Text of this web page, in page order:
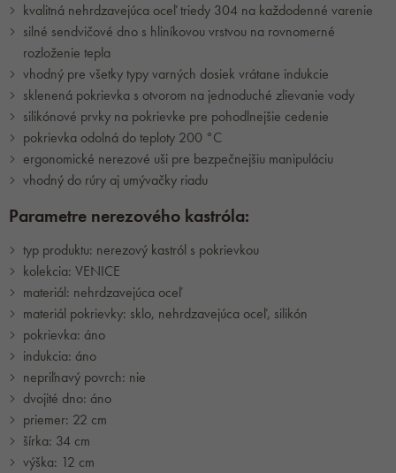
kvalitná nehrdzavejúca oceľ triedy 304 na každodenné varenie
silné sendvičové dno s hliníkovou vrstvou na rovnomerné
rozloženie tepla
vhodný pre všetky typy varných dosiek vrátane indukcie
sklenená pokrievka s otvorom na jednoduché zlievanie vody
silikónové prvky na pokrievke pre pohodlnejšie cedenie
pokrievka odolná do teploty 200 °C
ergonomické nerezové uši pre bezpečnejšiu manipuláciu
vhodný do rúry aj umývačky riadu
Parametre nerezového kastróla:
typ produktu: nerezový kastról s pokrievkou
kolekcia: VENICE
materiál: nehrdzavejúca oceľ
materiál pokrievky: sklo, nehrdzavejúca oceľ, silikón
pokrievka: áno
indukcia: áno
nepriľnavý povrch: nie
dvojité dno: áno
priemer: 22 cm
šírka: 34 cm
výška: 12 cm